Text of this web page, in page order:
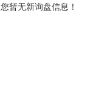
您暂无新询盘信息！